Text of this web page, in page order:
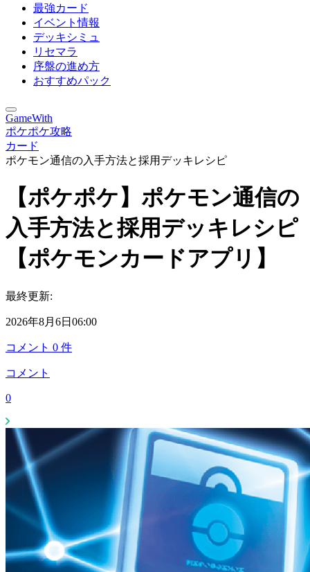
最強カード
イベント情報
デッキシミュ
リセマラ
序盤の進め方
おすすめパック
GameWith
ポケポケ攻略
カード
ポケモン通信の入手方法と採用デッキレシピ
【ポケポケ】ポケモン通信の
入手方法と採用デッキレシピ
【ポケモンカードアプリ】
最終更新:
2026年8月6日06:00
コメント 0 件
コメント
0